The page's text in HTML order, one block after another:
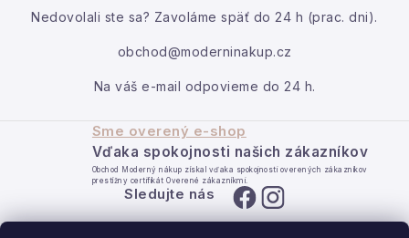
Nedovolali ste sa? Zavoláme späť do 24 h (prac. dni).
obchod@moderninakup.cz
Na váš e-mail odpovieme do 24 h.
Sme overený e-shop
Vďaka spokojnosti našich zákazníkov
Obchod Moderný nákup získal vďaka spokojnosti overených zákazníkov
prestížny certifikát Overené zákazníkmi.
Sledujte nás